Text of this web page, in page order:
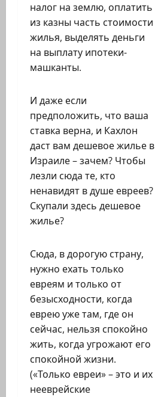
налог на землю, оплатить
из казны часть стоимости
жилья, выделять деньги
на выплату ипотеки-
машканты.
И даже если
предположить, что ваша
ставка верна, и Кахлон
даст вам дешевое жилье в
Израиле – зачем? Чтобы
лезли сюда те, кто
ненавидят в душе евреев?
Скупали здесь дешевое
жилье?
Сюда, в дорогую страну,
нужно ехать только
евреям и только от
безысходности, когда
еврею уже там, где он
сейчас, нельзя спокойно
жить, когда угрожают его
спокойной жизни.
(«Только евреи» – это и их
нееврейские